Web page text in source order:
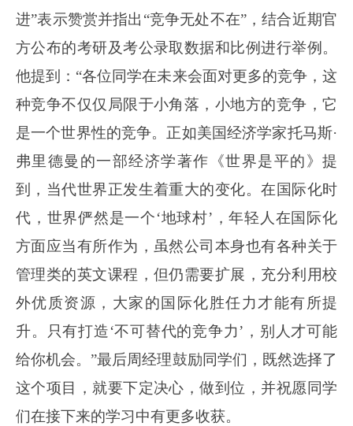
进”表示赞赏并指出“竞争无处不在”，结合近期官
方公布的考研及考公录取数据和比例进行举例。
他提到：“各位同学在未来会面对更多的竞争，这
种竞争不仅仅局限于小角落，小地方的竞争，它
是一个世界性的竞争。正如美国经济学家托马斯·
弗里德曼的一部经济学著作《世界是平的》提
到，当代世界正发生着重大的变化。在国际化时
代，世界俨然是一个‘地球村’，年轻人在国际化
方面应当有所作为，虽然公司本身也有各种关于
管理类的英文课程，但仍需要扩展，充分利用校
外优质资源，大家的国际化胜任力才能有所提
升。只有打造‘不可替代的竞争力’，别人才可能
给你机会。”最后周经理鼓励同学们，既然选择了
这个项目，就要下定决心，做到位，并祝愿同学
们在接下来的学习中有更多收获。